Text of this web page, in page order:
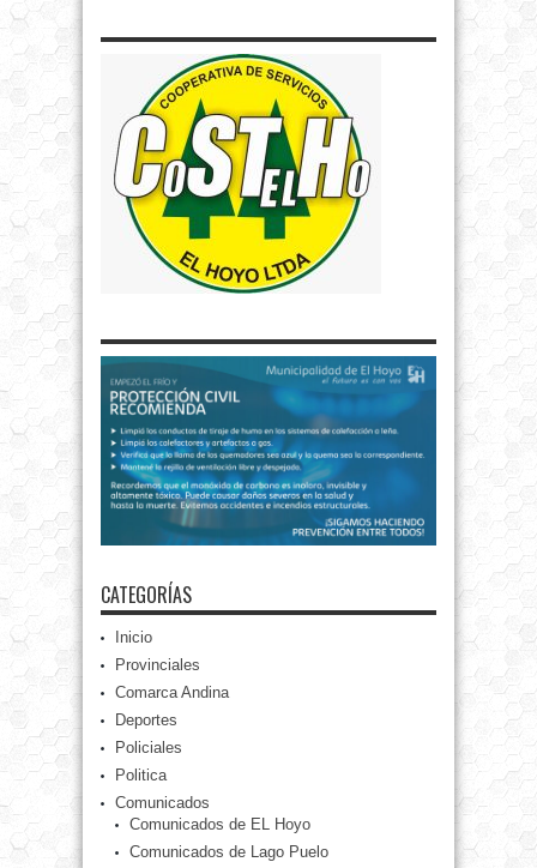
CATEGORÍAS
Inicio
Provinciales
Comarca Andina
Deportes
Policiales
Politica
Comunicados
Comunicados de EL Hoyo
Comunicados de Lago Puelo